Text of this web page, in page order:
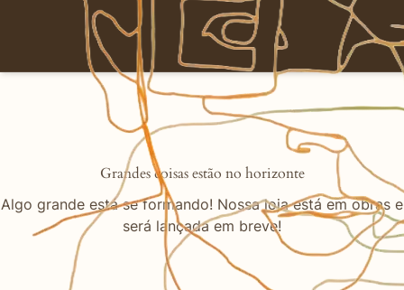
Grandes coisas estão no horizonte
Algo grande está se formando! Nossa loja está em obras e
será lançada em breve!